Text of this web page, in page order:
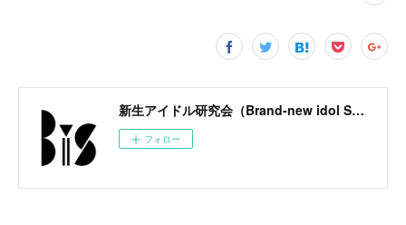
新生アイドル研究会（Brand-new idol Society）公式サイト / BiS OFFICIAL SITE
フォロー